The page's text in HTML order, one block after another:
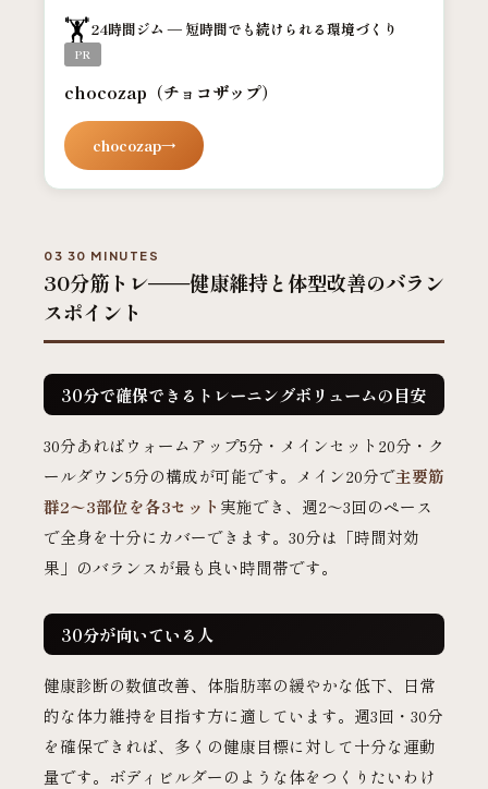
🏋️24時間ジム — 短時間でも続けられる環境づくり
PR
chocozap（チョコザップ）
chocozap
03 30 MINUTES
30分筋トレ——健康維持と体型改善のバラン
スポイント
30分で確保できるトレーニングボリュームの目安
30分あればウォームアップ5分・メインセット20分・ク
ールダウン5分の構成が可能です。メイン20分で主要筋
群2〜3部位を各3セット 実施でき、週2〜3回のペース
で全身を十分にカバーできます。30分は「時間対効
果」のバランスが最も良い時間帯です。
30分が向いている人
健康診断の数値改善、体脂肪率の緩やかな低下、日常
的な体力維持を目指す方に適しています。週3回・30分
を確保できれば、多くの健康目標に対して十分な運動
量です。ボディビルダーのような体をつくりたいわけ